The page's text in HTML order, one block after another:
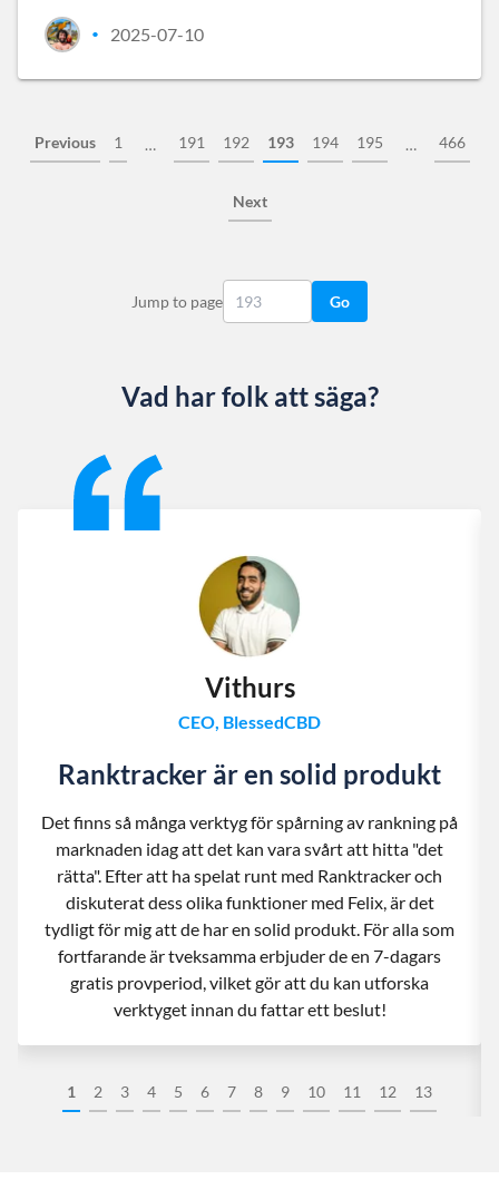
• 2025-07-10
Previous 1 … 191 192 193 194 195 … 466
Next
Jump to page Go
Vad har folk att säga?
1 2 3 4 5 6 7 8 9 10 11 12 13
Vithurs
CEO, BlessedCBD
Ranktracker är en solid produkt
Det finns så många verktyg för spårning av rankning på
marknaden idag att det kan vara svårt att hitta "det
rätta". Efter att ha spelat runt med Ranktracker och
diskuterat dess olika funktioner med Felix, är det
tydligt för mig att de har en solid produkt. För alla som
fortfarande är tveksamma erbjuder de en 7-dagars
gratis provperiod, vilket gör att du kan utforska
verktyget innan du fattar ett beslut!